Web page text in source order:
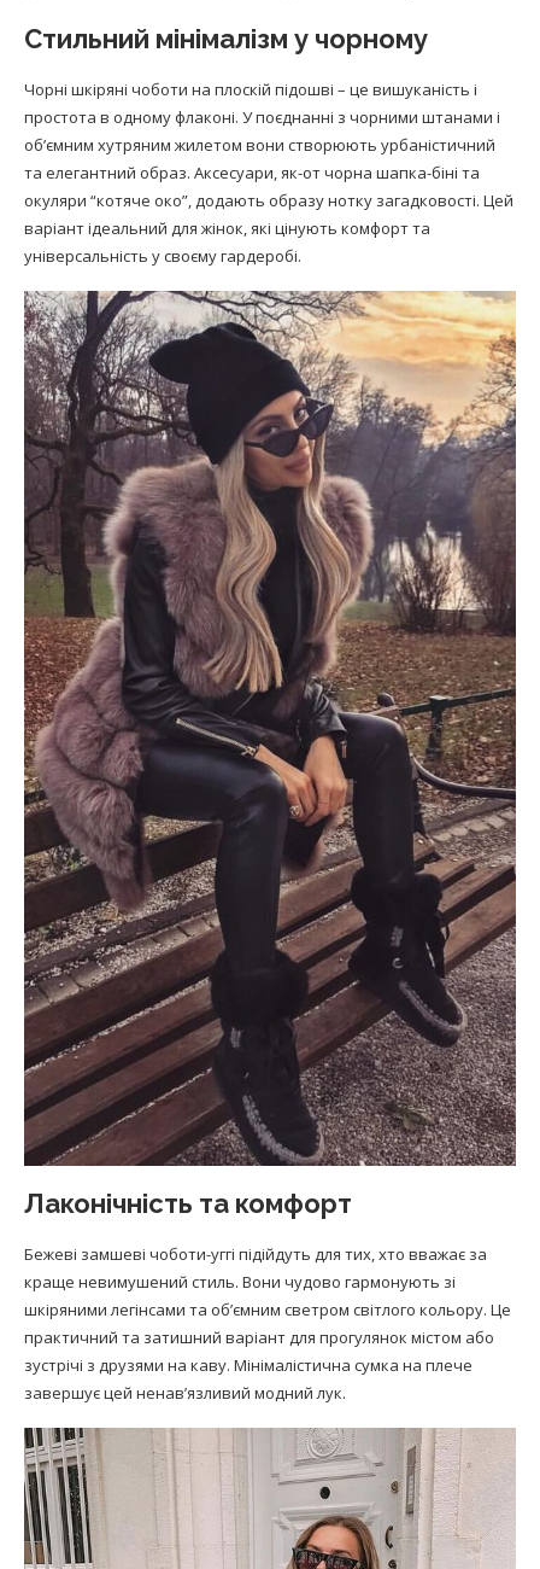
Стильний мінімалізм у чорному
Чорні шкіряні чоботи на плоскій підошві – це вишуканість і
простота в одному флаконі. У поєднанні з чорними штанами і
об’ємним хутряним жилетом вони створюють урбаністичний
та елегантний образ. Аксесуари, як-от чорна шапка-біні та
окуляри “котяче око”, додають образу нотку загадковості. Цей
варіант ідеальний для жінок, які цінують комфорт та
універсальність у своєму гардеробі.
Лаконічність та комфорт
Бежеві замшеві чоботи-уггі підійдуть для тих, хто вважає за
краще невимушений стиль. Вони чудово гармонують зі
шкіряними легінсами та об’ємним светром світлого кольору. Це
практичний та затишний варіант для прогулянок містом або
зустрічі з друзями на каву. Мінімалістична сумка на плече
завершує цей ненав’язливий модний лук.